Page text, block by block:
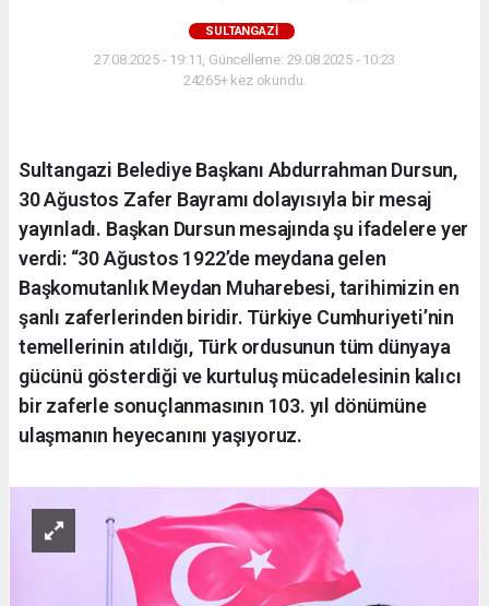
SULTANGAZI
27.08.2025 - 19:11, Güncelleme: 29.08.2025 - 10:23
24265+ kez okundu.
Sultangazi Belediye Başkanı Abdurrahman Dursun,
30 Ağustos Zafer Bayramı dolayısıyla bir mesaj
yayınladı. Başkan Dursun mesajında şu ifadelere yer
verdi: “30 Ağustos 1922’de meydana gelen
Başkomutanlık Meydan Muharebesi, tarihimizin en
şanlı zaferlerinden biridir. Türkiye Cumhuriyeti’nin
temellerinin atıldığı, Türk ordusunun tüm dünyaya
gücünü gösterdiği ve kurtuluş mücadelesinin kalıcı
bir zaferle sonuçlanmasının 103. yıl dönümüne
ulaşmanın heyecanını yaşıyoruz.